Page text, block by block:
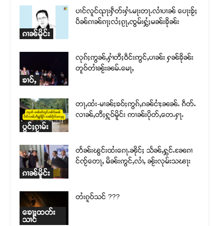
ၵၢၼ်မိူင်း
ပၢင်လူင်ၺႃးႁဵတ်းႁၢႆႉမႃးတႃႉလၢႆပၢၼ် ​​ပေႃးၶႂ်ႈ
ပဵၼ်ၵၢၼ်ၵႃႈလႆႈၵႂႃႇၸွမ်းႁွႆႈမၼ်းၶိုၼ်း
ၶၢဝ်ႇ
လုၵ်ႈဢွၼ်ႇႁၢႆတီႈဝဵင်းဢွင်ႇပၢၼ်း ႁၼ်ၶိုၼ်း
တူဝ်တၢႆၼႂ်းၼမ်ႉမေႃႇ
ပွင်ႈၵႂၢမ်း
တႃႇထႆး-မၢၼ်ႈၶဝ်ႈဢွၵ်ႇၵၼ်ငၢႆႈၼၼ်ႉ ၵဵတ်ႉ
လၢၼ်ႇတီႈႁူဝ်မိူင်း ဢၢၼ်းပိုတ်ႇတေႉႁႃႉ
ၵၢၼ်မိူင်း
တႅၼ်းၽွင်းထႆးၵေႃႉၼိုင်ႈ သႅၼ်ႇႁွင်ႉၼႄၵၢ
င်ၸႂ်တေႃႇ မိၼ်းဢွင်ႇလၢႆႇ ၼႂ်းလုမ်းသၽႃး
ၶေႃႈထတ်း
သၢင်
တႆးၵူဝ်သင် ???